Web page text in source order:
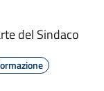
del Sindaco